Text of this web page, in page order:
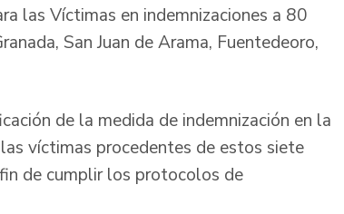
las Víctimas en indemnizaciones a 80
San Juan de Arama, Fuentedeoro,
de la medida de indemnización en la
víctimas procedentes de estos siete
de cumplir los protocolos de